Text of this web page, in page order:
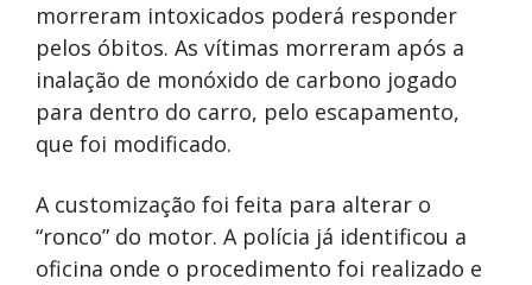
morreram intoxicados poderá responder
pelos óbitos. As vítimas morreram após a
inalação de monóxido de carbono jogado
para dentro do carro, pelo escapamento,
que foi modificado.
A customização foi feita para alterar o
“ronco” do motor. A polícia já identificou a
oficina onde o procedimento foi realizado e